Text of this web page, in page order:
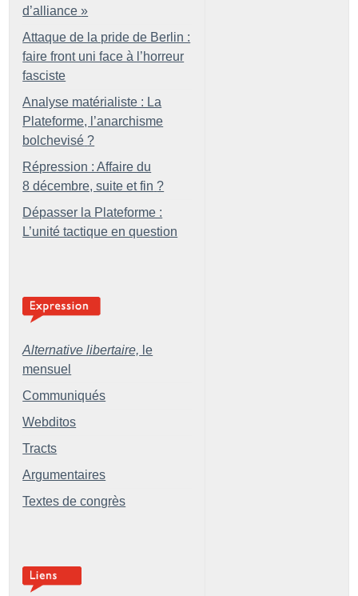
d’alliance »
Attaque de la pride de Berlin :
faire front uni face à l’horreur
fasciste
Analyse matérialiste : La
Plateforme, l’anarchisme
bolchevisé ?
Répression : Affaire du
8 décembre, suite et fin ?
Dépasser la Plateforme :
L’unité tactique en question
Alternative libertaire, le
mensuel
Communiqués
Webditos
Tracts
Argumentaires
Textes de congrès